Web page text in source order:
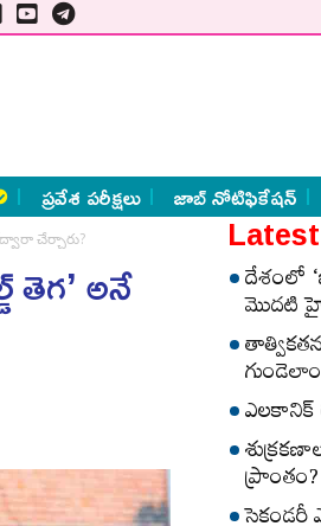
ప్రవేశ పరీక్షలు జాబ్ నోటిఫికేషన్
చేర్చారు?
తెగ’ అనే దేశంలో
మొదటి
ఎలకానిక్‌
ప్రాంతం?